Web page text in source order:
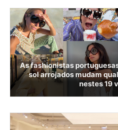
As fashionistas
sol arrojados mudam
nestes 19